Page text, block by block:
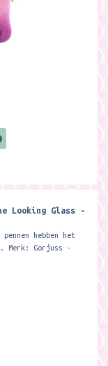
Looking Glass -
hebben het
Merk: Gorjuss -